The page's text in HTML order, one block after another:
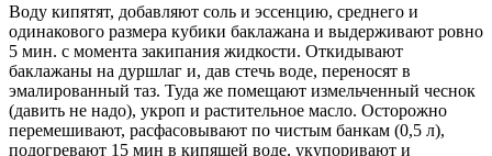
Воду кипятят, добавляют соль и эссенцию, среднего и
одинакового размера кубики баклажана и выдерживают ровно
5 мин. с момента закипания жидкости. Откидывают
баклажаны на дуршлаг и, дав стечь воде, переносят в
эмалированный таз. Туда же помещают измельченный чеснок
(давить не надо), укроп и растительное масло. Осторожно
перемешивают, расфасовывают по чистым банкам (0,5 л),
подогревают 15 мин в кипящей воде, укупоривают и